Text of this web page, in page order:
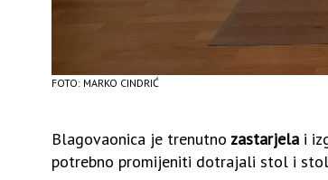
FOTO: MARKO CINDRIĆ
Blagovaonica je trenutno zastarjela i
potrebno promijeniti dotrajali stol i